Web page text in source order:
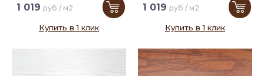
1 019 руб / м2
Купить в 1 клик
1 019 руб / м2
Купить в 1 клик